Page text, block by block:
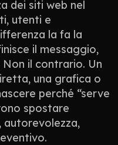
dei siti web nel
utenti e
la fa la
il messaggio,
il contrario. Un
una grafica o
perché “serve
spostare
autorevolezza,